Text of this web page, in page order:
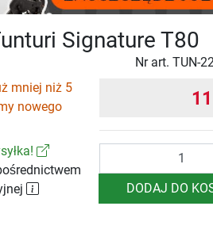
Signature T80
Nr art. TUN-
mniej niż 5
nowego
DODAJ DO